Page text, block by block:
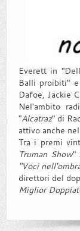
Everett in
Balli proibiti"
Dafoe, Jackie
Nel'ambito
"Alcatraz" di
attivo anche
Tra i premi
Truman Show"
"Voci
direttori del
Miglior